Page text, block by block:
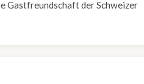
Gastfreundschaft der Schweizer